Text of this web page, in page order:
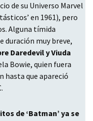
de su Universo Marvel
en 1961), pero
Alguna tímida
duración muy breve,
Daredevil y Viuda
Bowie, quien fuera
hasta que apareció
.
de ‘Batman’ ya se